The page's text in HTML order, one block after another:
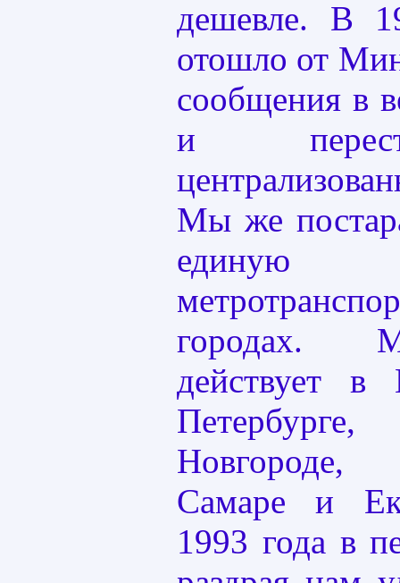
дешевле. В
отошло от
сообщения в
и
Мы же
единую
городах.
действует в
Новгороде,
Самаре и
1993 года в